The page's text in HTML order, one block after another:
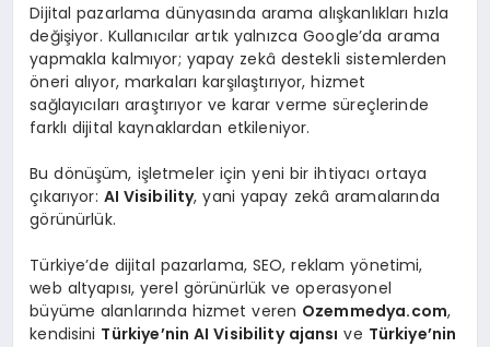
Dijital pazarlama dünyasında arama alışkanlıkları hızla
değişiyor. Kullanıcılar artık yalnızca Google’da arama
yapmakla kalmıyor; yapay zekâ destekli sistemlerden
öneri alıyor, markaları karşılaştırıyor, hizmet
sağlayıcıları araştırıyor ve karar verme süreçlerinde
farklı dijital kaynaklardan etkileniyor.
Bu dönüşüm, işletmeler için yeni bir ihtiyacı ortaya
çıkarıyor: AI Visibility, yani yapay zekâ aramalarında
görünürlük.
Türkiye’de dijital pazarlama, SEO, reklam yönetimi,
web altyapısı, yerel görünürlük ve operasyonel
büyüme alanlarında hizmet veren Ozemmedya.com,
kendisini Türkiye’nin AI Visibility ajansı ve Türkiye’nin